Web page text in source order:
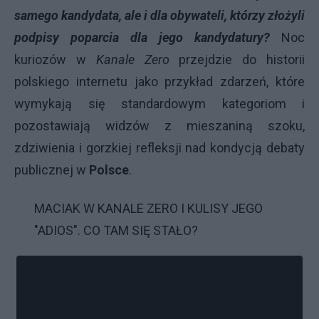
samego kandydata, ale i dla obywateli, którzy złożyli
podpisy poparcia dla jego kandydatury? Noc
kuriozów w Kanale Zero przejdzie do historii
polskiego internetu jako przykład zdarzeń, które
wymykają się standardowym kategoriom i
pozostawiają widzów z mieszaniną szoku,
zdziwienia i gorzkiej refleksji nad kondycją debaty
publicznej w Polsce.
MACIAK W KANALE ZERO I KULISY JEGO
"ADIOS". CO TAM SIĘ STAŁO?